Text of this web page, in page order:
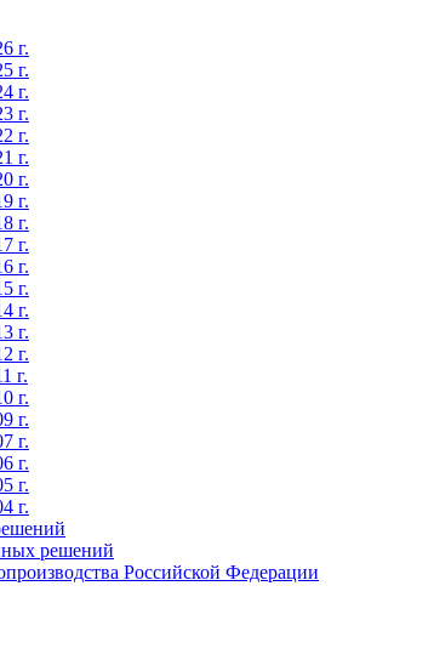
г.
г.
г.
г.
г.
г.
г.
г.
г.
г.
г.
г.
г.
г.
г.
г.
г.
г.
г.
г.
г.
г.
решений
Российской Федерации